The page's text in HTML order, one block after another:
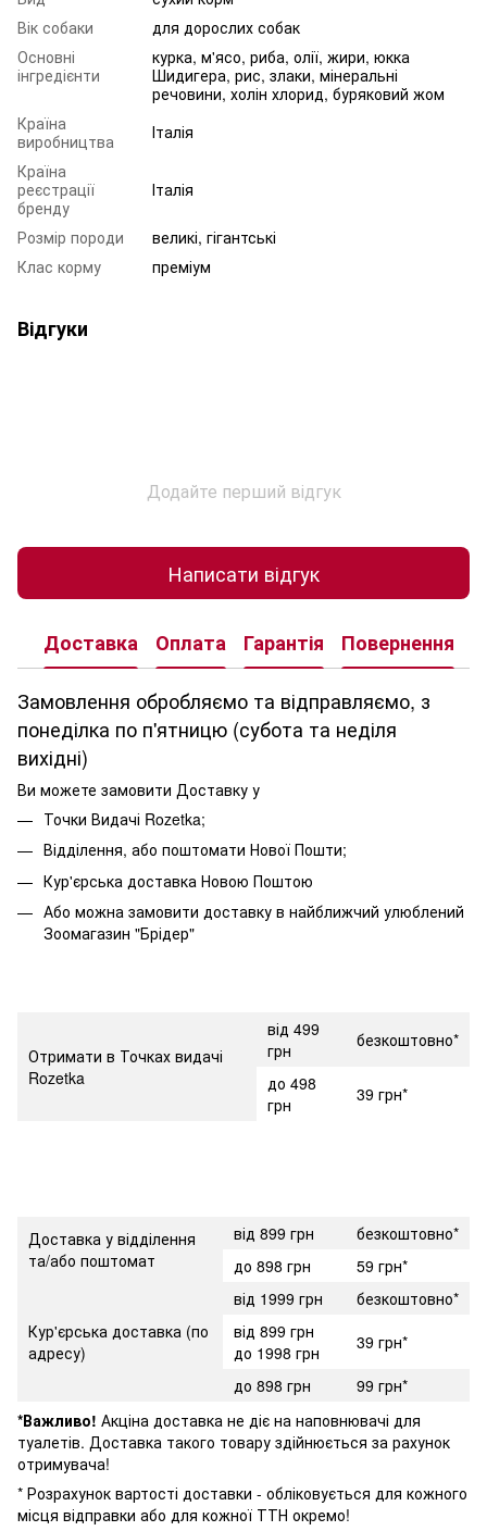
Вік собаки
для дорослих собак
Основні
інгредієнти
курка, м'ясо, риба, олії, жири, юкка
Шидигера, рис, злаки, мінеральні
речовини, холін хлорид, буряковий жом
Країна
виробництва
Італія
Країна
реєстрації
бренду
Італія
Розмір породи
великі, гігантські
Клас корму
преміум
Відгуки
Додайте перший відгук
Написати відгук
Доставка Оплата Гарантія Повернення
Замовлення обробляємо та відправляємо, з
понеділка по п'ятницю (субота та неділя
вихідні)
Ви можете замовити Доставку у
Точки Видачі Rozetka;
Відділення, або поштомати Нової Пошти;
Кур'єрська доставка Новою Поштою
Або можна замовити доставку в найближчий улюблений
Зоомагазин "Брідер"
Отримати в Точках видачі
Rozetka
від 499
грн
безкоштовно*
до 498
грн
39 грн*
Доставка у відділення
та/або поштомат
від 899 грн
безкоштовно*
до 898 грн
59 грн*
Кур'єрська доставка (по
адресу)
від 1999 грн
безкоштовно*
від 899 грн
до 1998 грн
39 грн*
до 898 грн
99 грн*
*Важливо! Акціна доставка не діє на наповнювачі для
туалетів. Доставка такого товару здійнюється за рахунок
отримувача!
* Розрахунок вартості доставки - обліковується для кожного
місця відправки або для кожної ТТН окремо!